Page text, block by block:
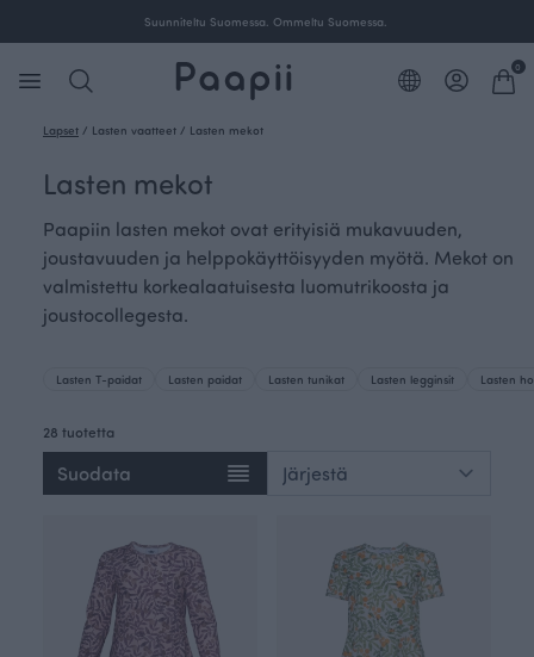
Suunniteltu Suomessa. Ommeltu Suomessa.
0
Lapset / Lasten vaatteet / Lasten mekot
Lasten mekot
Paapiin lasten mekot ovat erityisiä mukavuuden,
joustavuuden ja helppokäyttöisyyden myötä. Mekot on
valmistettu korkealaatuisesta luomutrikoosta ja
joustocollegesta.
Lasten T-paidat Lasten paidat Lasten tunikat Lasten legginsit Lasten
28 tuotetta
Suodata